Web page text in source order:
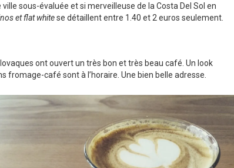
sous-évaluée et si merveilleuse de la Costa Del Sol en
et flat whitese détaillent entre 1.40 et 2 euros seulement.
ont ouvert un très bon et très beau café. Un look
café sont à l’horaire. Une bien belle adresse.